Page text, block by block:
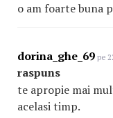
o am foarte buna
dorina_ghe_69 pe
raspuns
te apropie mai
acelasi timp.